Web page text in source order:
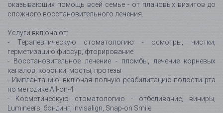
оказывающих помощь всей семье - от плановых визитов до
сложного восстановительного лечения.
Услуги включают:
- Терапевтическую стоматологию - осмотры, чистки,
герметизацию фиссур, фторирование
- Восстановительное лечение - пломбы, лечение корневых
каналов, коронки, мосты, протезы
- Имплантацию, включая полную реабилитацию полости рта
по методике All-on-4
- Косметическую стоматологию - отбеливание, виниры,
Lumineers, бондинг, Invisalign, Snap-on Smile